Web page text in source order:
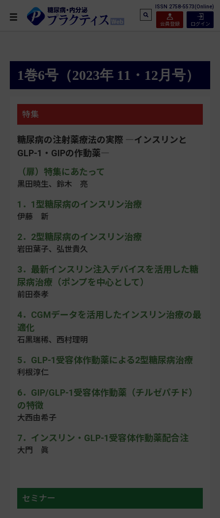
ISSN 2758-5573(Online)
ログイン
会員登録
1巻6号（2023年 11・12月号）
特集
糖尿病の注射薬療法の実際 ―インスリンと
GLP-1・GIPの作動薬―
（扉）特集にあたって
黒田暁生、鈴木 亮
1．1型糖尿病のインスリン治療
伊藤 新
2．2型糖尿病のインスリン治療
岩田葉子、弘世貴久
3．最新インスリン注入デバイスを活用した糖
尿病治療（ポンプを中心として）
前田泰孝
4．CGMデータを活用したインスリン治療の最
適化
石黒瑞稀、西村理明
5．GLP-1受容体作動薬による2型糖尿病治療
利根淳仁
6．GIP/GLP-1受容体作動薬（チルゼパチド）
の特徴
大西由希子
7．インスリン・GLP-1受容体作動薬配合注
大門 眞
セミナー